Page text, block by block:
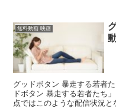
無料動画 映画
グッドボタン 暴走する若者
ドボタン 暴走する若者たち
点ではこのような配信状況